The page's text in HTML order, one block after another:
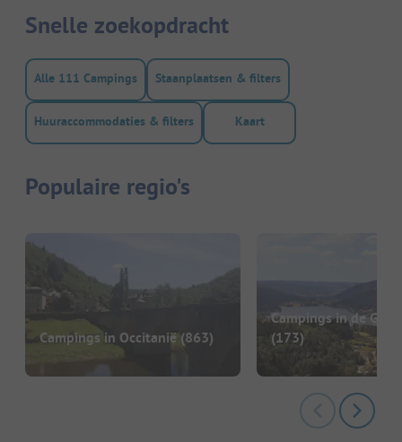
Snelle zoekopdracht
Alle 111 Campings Staanplaatsen & filters
Huuraccommodaties & filters Kaart
Populaire regio's
Campings in Occitanië (863)
Campings in de
(173)